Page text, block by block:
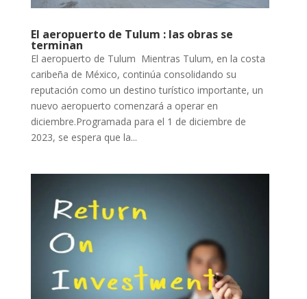
El aeropuerto de Tulum : las obras se
terminan
El aeropuerto de Tulum Mientras Tulum, en la costa
caribeña de México, continúa consolidando su
reputación como un destino turístico importante, un
nuevo aeropuerto comenzará a operar en
diciembre.Programada para el 1 de diciembre de
2023, se espera que la...